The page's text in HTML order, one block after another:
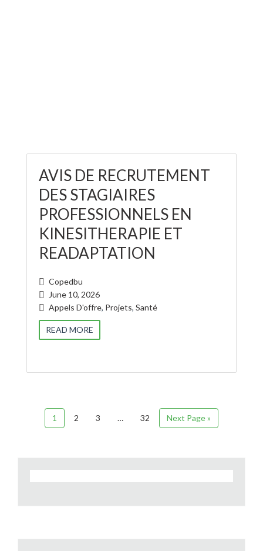
AVIS DE RECRUTEMENT
DES STAGIAIRES
PROFESSIONNELS EN
KINESITHERAPIE ET
READAPTATION
Copedbu
June 10, 2026
Appels D'offre, Projets, Santé
READ MORE
1 2 3 … 32 Next Page »